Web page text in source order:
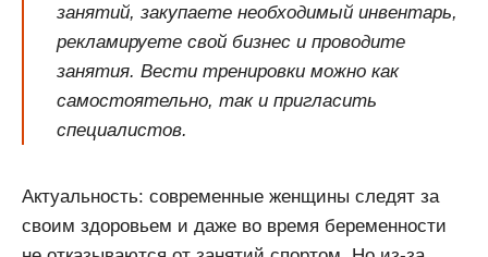
занятий, закупаете необходимый инвентарь,
рекламируете свой бизнес и проводите
занятия. Вести тренировки можно как
самостоятельно, так и пригласить
специалистов.
Актуальность: современные женщины следят за
своим здоровьем и даже во время беременности